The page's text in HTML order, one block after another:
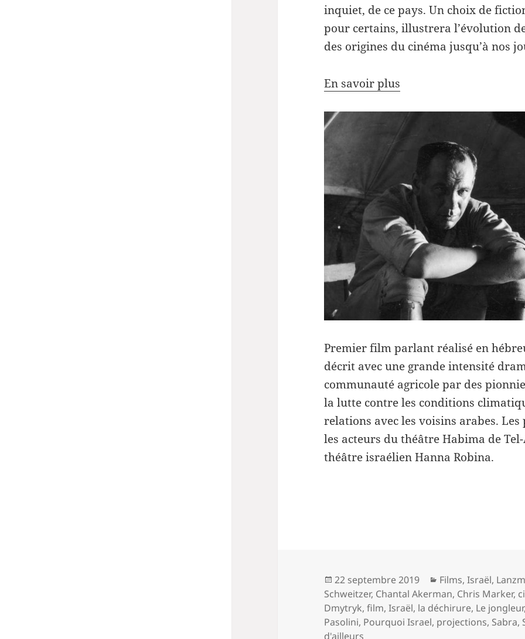
inquiet, de ce pays. Un choix de
pour certains, illustrera l’évolution
des origines du cinéma jusqu’à nos
En savoir plus
Premier film parlant réalisé en
décrit avec une grande intensité
communauté agricole par des
la lutte contre les conditions
relations avec les voisins arabes.
les acteurs du théâtre Habima de
théâtre israélien Hanna Robina.
Publié
le
22 septembre 2019 Catégories
Films,Israël,
Schweitzer, Chantal Akerman, Chris Marker,
Dmytryk,film,Israël, la déchirure, Le jongleur,
Pasolini, Pourquoi Israel, projections, Sabra,
d'ailleurs